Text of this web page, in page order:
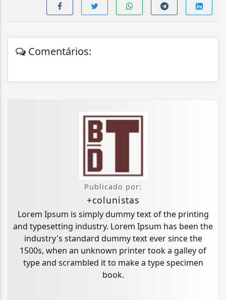
Comentários:
Publicado por:
+colunistas
Lorem Ipsum is simply dummy text of the printing
and typesetting industry. Lorem Ipsum has been the
industry's standard dummy text ever since the
1500s, when an unknown printer took a galley of
type and scrambled it to make a type specimen
book.